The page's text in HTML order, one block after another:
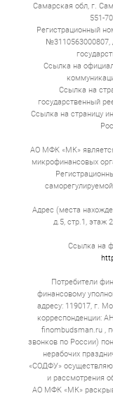
Самарская обл, г.
551-
Регистрационный
Ссылка на
Ссылка на
государственный
Ссылка на страницу
АО МФК «МК»
микрофинансовых
Адрес (места
д.5, стр.1, этаж
Ссылка на
Потребители
финансовому
адресу: 119017, г.
корреспонденции:
finombudsman.ru ,
звонков по России)
нерабочих
«СОДФУ»
и рассмотрения
АО МФК «МК»